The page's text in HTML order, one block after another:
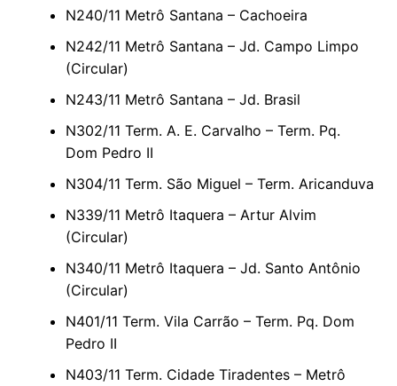
N240/11 Metrô Santana – Cachoeira
N242/11 Metrô Santana – Jd. Campo Limpo
(Circular)
N243/11 Metrô Santana – Jd. Brasil
N302/11 Term. A. E. Carvalho – Term. Pq.
Dom Pedro II
N304/11 Term. São Miguel – Term. Aricanduva
N339/11 Metrô Itaquera – Artur Alvim
(Circular)
N340/11 Metrô Itaquera – Jd. Santo Antônio
(Circular)
N401/11 Term. Vila Carrão – Term. Pq. Dom
Pedro II
N403/11 Term. Cidade Tiradentes – Metrô